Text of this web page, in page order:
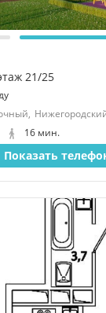
21/25
16 мин.
Показать